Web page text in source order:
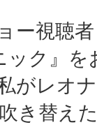
ー視聴
ク』を
がレオ
き替え